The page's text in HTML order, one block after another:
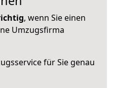
, wenn Sie einen
Umzugsfirma
für Sie genau